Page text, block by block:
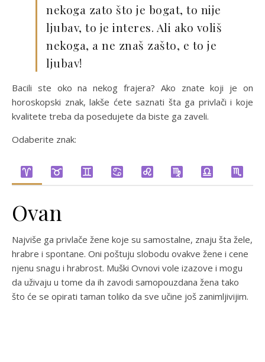
nekoga zato što je bogat, to nije
ljubav, to je interes. Ali ako voliš
nekoga, a ne znaš zašto, e to je
ljubav!
Bacili ste oko na nekog frajera? Ako znate koji je on
horoskopski znak, lakše ćete saznati šta ga privlači i koje
kvalitete treba da posedujete da biste ga zaveli.
Odaberite znak:
Ovan
Najviše ga privlače žene koje su samostalne, znaju šta žele,
hrabre i spontane. Oni poštuju slobodu ovakve žene i cene
njenu snagu i hrabrost. Muški Ovnovi vole izazove i mogu
da uživaju u tome da ih zavodi samopouzdana žena tako
što će se opirati taman toliko da sve učine još zanimljivijim.